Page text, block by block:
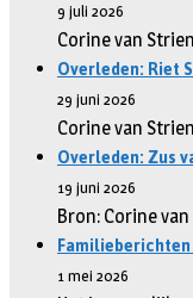
9 juli 2026
Corine van Strien
Overleden: Riet
29 juni 2026
Corine van Strien
Overleden: Zus
19 juni 2026
Bron: Corine
1 mei 2026